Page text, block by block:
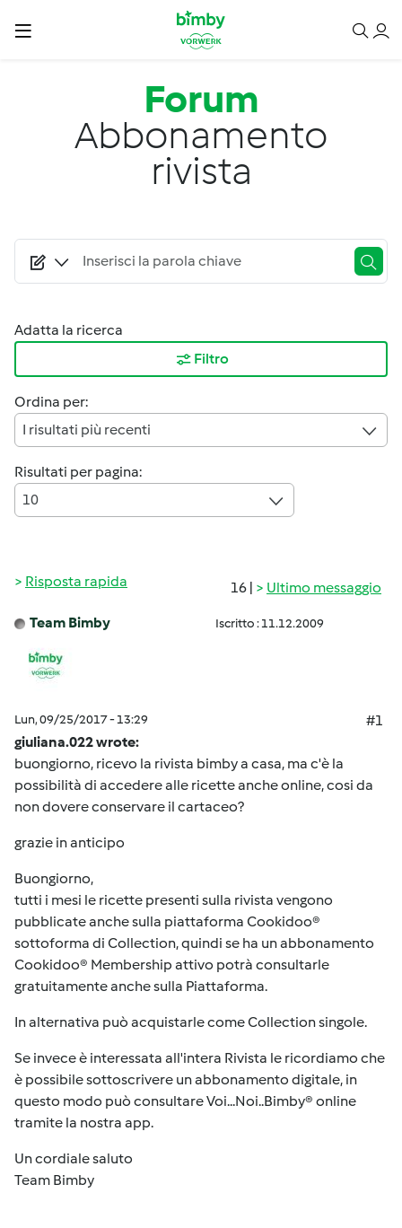
Salta al contenuto principale
Forum
Abbonamento
rivista
Adatta la ricerca
Filtro
Ordina per:
I risultati più recenti
Risultati per pagina:
10
16 | Ultimo messaggio
Risposta rapida
Team Bimby Iscritto : 11.12.2009
Lun, 09/25/2017 - 13:29
#1
giuliana.022 wrote:
buongiorno, ricevo la rivista bimby a casa, ma c'è la
possibilità di accedere alle ricette anche online, cosi da
non dovere conservare il cartaceo?
grazie in anticipo
Buongiorno,
tutti i mesi le ricette presenti sulla rivista vengono
pubblicate anche sulla piattaforma Cookidoo®
sottoforma di Collection, quindi se ha un abbonamento
Cookidoo® Membership attivo potrà consultarle
gratuitamente anche sulla Piattaforma.
In alternativa può acquistarle come Collection singole.
Se invece è interessata all'intera Rivista le ricordiamo che
è possibile sottoscrivere un abbonamento digitale, in
questo modo può consultare Voi...Noi..Bimby® online
tramite la nostra app.
Un cordiale saluto
Team Bimby